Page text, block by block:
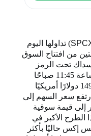
) تداولها اليوم
من افتتاح السوق
تحت الرمز
. بدأ التداول في حوالي الساعة 11:45 صباحًا
بتوقيت شرق الولايات المتحدة بسعر 149 دولارًا أمريكيًا
سعر السهم إلى
يشير إلى قيمة سوقية
الطرح الأكبر في
إكس حاليًا بأكثر